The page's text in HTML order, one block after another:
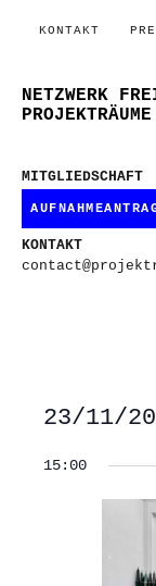
KONTAKT
NETZWERK
MITGLIEDSCHAFT
KONTAKT
23/11/
wählen.
15:00